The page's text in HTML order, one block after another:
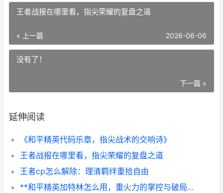
王者战报在哪里看，指尖荣耀的复盘之道
« 上一篇 2026-06-06
没有了！
下一篇 »
延伸阅读
《和平精英代码乐章，指尖战术的交响诗》
王者战报在哪里看，指尖荣耀的复盘之道
王者cp怎么解除：理清羁绊重拾自由
**和平精英加特林怎么用，重火力的掌控与破局之道副标题：从笨重铁牛到战场收割机的蜕变之路**